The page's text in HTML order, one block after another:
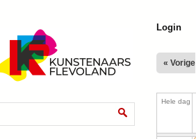
Login
« Vorige
Hele dag